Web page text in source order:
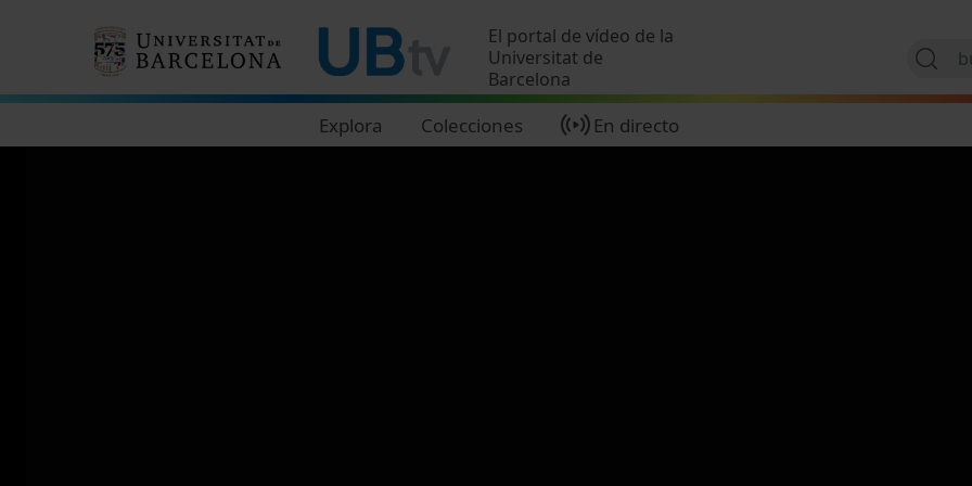
El portal de vídeo de la
Universitat de
Barcelona
Explora Colecciones En directo